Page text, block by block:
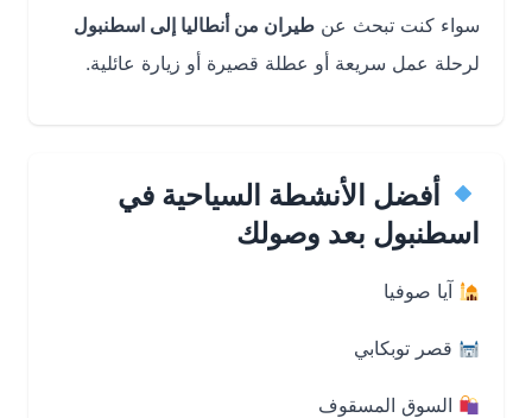
سواء كنت تبحث عنطيران من أنطاليا إلى اسطنبول
لرحلة عمل سريعة أو عطلة قصيرة أو زيارة عائلية.
أفضل الأنشطة السياحية في
اسطنبول بعد وصولك
آيا صوفيا
قصر توبكابي
السوق المسقوف